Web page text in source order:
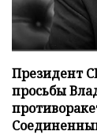
Президент
просьбы